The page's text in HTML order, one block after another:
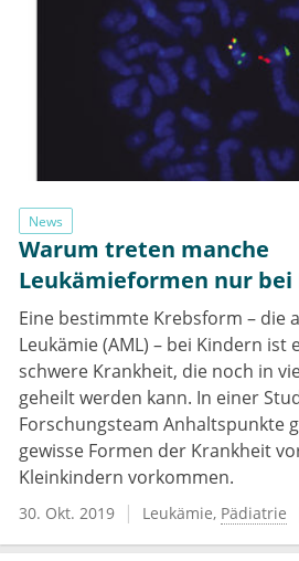
News
Warum treten manche
Leukämieformen nur bei
Eine bestimmte Krebsform – die
Leukämie (AML) – bei Kindern ist
schwere Krankheit, die noch in
geheilt werden kann. In einer
Forschungsteam Anhaltspunkte
gewisse Formen der Krankheit
Kleinkindern vorkommen.
30. Okt. 2019 Leukämie Pädiatrie